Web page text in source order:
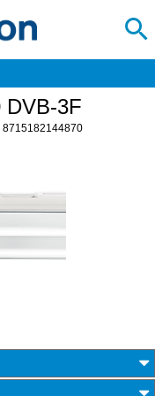
DVB-3F
8715182144870